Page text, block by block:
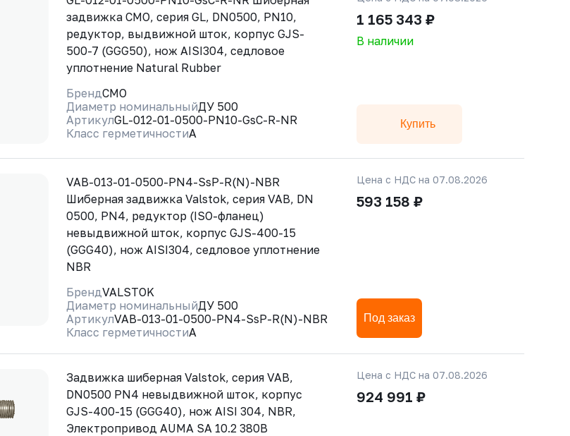
задвижка CMO, серия GL, DN0500, PN10,
редуктор, выдвижной шток, корпус GJS-
500-7 (GGG50), нож AISI304, седловое
уплотнение Natural Rubber
БрендCMO
Диаметр номинальныйДУ 500
АртикулGL-012-01-0500-PN10-GsC-R-NR
Класс герметичностиA
1 165 343 ₽
В наличии
Купить
VAB-013-01-0500-PN4-SsP-R(N)-NBR
Шиберная задвижка Valstok, серия VAB, DN
0500, PN4, редуктор (ISO-фланец)
невыдвижной шток, корпус GJS-400-15
(GGG40), нож AISI304, седловое уплотнение
NBR
БрендVALSTOK
Диаметр номинальныйДУ 500
АртикулVAB-013-01-0500-PN4-SsP-R(N)-NBR
Класс герметичностиA
Цена с НДС на 07.08.2026
593 158 ₽
Под заказ
Задвижка шиберная Valstok, серия VAB,
DN0500 PN4 невыдвижной шток, корпус
GJS-400-15 (GGG40), нож AISI 304, NBR,
Электропривод AUMA SA 10.2 380В
Цена с НДС на 07.08.2026
924 991 ₽